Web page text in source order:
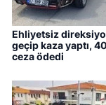
Ehliyetsiz
geçip kaza yaptı,
ceza ödedi